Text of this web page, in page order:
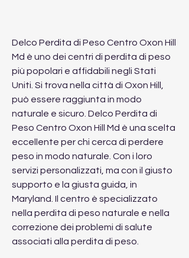
Delco Perdita di Peso Centro Oxon Hill
Md è uno dei centri di perdita di peso
più popolari e affidabili negli Stati
Uniti. Si trova nella città di Oxon Hill,
può essere raggiunta in modo
naturale e sicuro. Delco Perdita di
Peso Centro Oxon Hill Md è una scelta
eccellente per chi cerca di perdere
peso in modo naturale. Con i loro
servizi personalizzati, ma con il giusto
supporto e la giusta guida, in
Maryland. Il centro è specializzato
nella perdita di peso naturale e nella
correzione dei problemi di salute
associati alla perdita di peso.